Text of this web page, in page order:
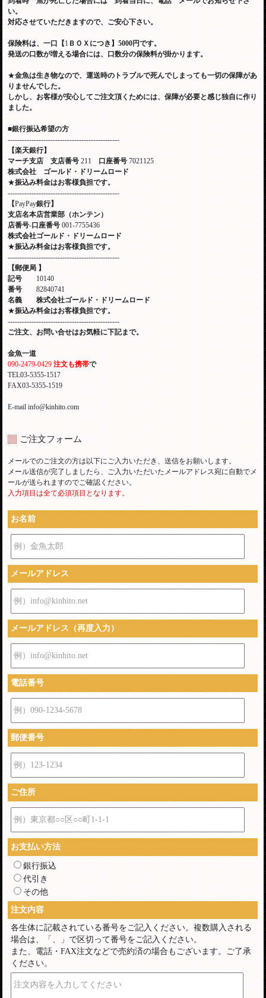
い。
対応させていただきますので、ご安心下さい。
保険料は、一口【1 ＢＯＸにつき】5000円です。
発送の口数が増える場合には、口数分の保険料が掛かります。
★金魚は生き物なので、運送時のトラブルで死んでしまっても一切の保障があ
りませんでした。
しかし、お客様が安心してご注文頂くためには、保障が必要と感じ独自に作り
ました。
■銀行振込希望の方
-----------------------------------------------
【楽天銀行】
マーチ支店
支店番号 211 口座番号 7021125
株式会社 ゴールド・ドリームロード
★振込み料金はお客様負担です。
-----------------------------------------------
【PayPay銀行】
支店名本店営業部（ホンテン）
店番号-口座番号 001-7755436
株式会社ゴールド・ドリームロード
★振込み料金はお客様負担です。
-----------------------------------------------
【郵便局 】
記号 10140
番号82840741
名義 株式会社ゴールド・ドリームロード
★振込み料金はお客様負担です。
-----------------------------------------------
ご注文、お問い合せはお気軽に下記まで。
金魚一道
090-2479-0429注文も携帯で
TEL03-5355-1517
FAX03-5355-1519
E-mail info@kinhito.com
ご注文フォーム
メールでのご注文の方は以下にご入力いただき、送信をお願いします。
メール送信が完了しましたら、ご入力いただいたメールアドレス宛に自動でメ
ールが送られますのでご確認ください。
入力項目は全て必須項目となります。
お名前
例）金魚太郎
メールアドレス
例）info@kinhito.net
メールアドレス（再度入力）
例）info@kinhito.net
電話番号
例）090-1234-5678
郵便番号
例）123-1234
ご住所
例）東京都○○区○○町1-1-1
お支払い方法
銀行振込
代引き
その他
注文内容
各生体に記載されている番号をご記入ください。複数購入される
場合は、「、」で区切って番号をご記入ください。
また、電話・FAX注文などで売約済の場合もございます。ご了承
ください。
注文内容を入力してください